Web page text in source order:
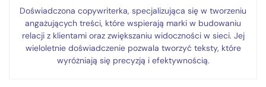
Doświadczona copywriterka, specjalizująca się w tworzeniu
angażujących treści, które wspierają marki w budowaniu
relacji z klientami oraz zwiększaniu widoczności w sieci. Jej
wieloletnie doświadczenie pozwala tworzyć teksty, które
wyróżniają się precyzją i efektywnością.